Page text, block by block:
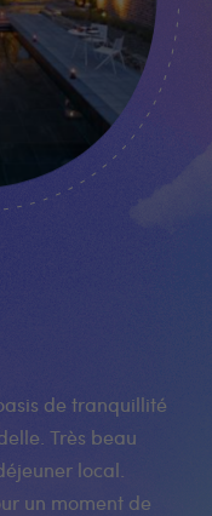
de tranquillité
Très beau
local.
un moment de